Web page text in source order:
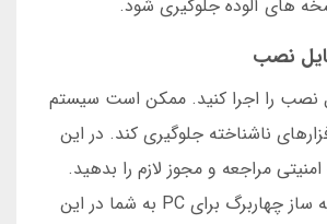
های آلوده جلوگیری شود.
نصب
نصب را اجرا کنید. ممکن است سیستم
ناشناخته جلوگیری کند. در این
مراجعه و مجوز لازم را بدهید.
راهنمای نصب شبیه ساز چهاربرگ برای PC به شما در این